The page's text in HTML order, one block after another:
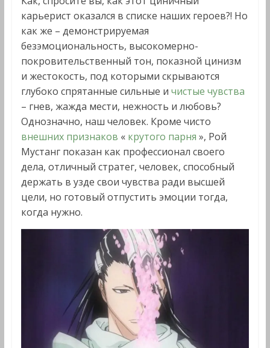
карьерист оказался в списке наших героев?! Но
как же – демонстрируемая
безэмоциональность, высокомерно-
покровительственный тон, показной цинизм
и жестокость, под которыми скрываются
глубоко спрятанные сильные и чистые чувства
– гнев, жажда мести, нежность и любовь?
Однозначно, наш человек. Кроме чисто
внешних признаков « крутого парня », Рой
Мустанг показан как профессионал своего
дела, отличный стратег, человек, способный
держать в узде свои чувства ради высшей
цели, но готовый отпустить эмоции тогда,
когда нужно.